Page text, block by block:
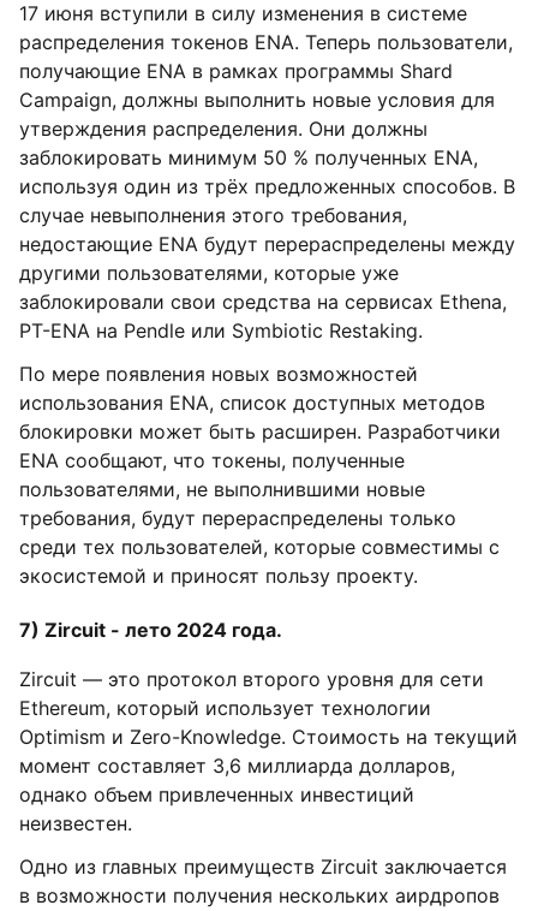
17 июня вступили в силу изменения в системе
распределения токенов ENA. Теперь пользователи,
получающие ENA в рамках программы Shard
Campaign, должны выполнить новые условия для
утверждения распределения. Они должны
заблокировать минимум 50 % полученных ENA,
используя один из трёх предложенных способов. В
случае невыполнения этого требования,
недостающие ENA будут перераспределены между
другими пользователями, которые уже
заблокировали свои средства на сервисах Ethena,
PT-ENA на Pendle или Symbiotic Restaking.
По мере появления новых возможностей
использования ENA, список доступных методов
блокировки может быть расширен. Разработчики
ENA сообщают, что токены, полученные
пользователями, не выполнившими новые
требования, будут перераспределены только
среди тех пользователей, которые совместимы с
экосистемой и приносят пользу проекту.
7) Zircuit - лето 2024 года.
Zircuit — это протокол второго уровня для сети
Ethereum, который использует технологии
Optimism и Zero-Knowledge. Стоимость на текущий
момент составляет 3,6 миллиарда долларов,
однако объем привлеченных инвестиций
неизвестен.
Одно из главных преимуществ Zircuit заключается
в возможности получения нескольких аирдропов